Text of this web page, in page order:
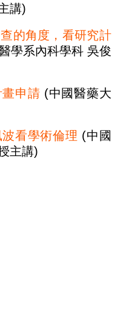
講)
的角度，看研究計
學系內科學科 吳俊
申請 (中國醫藥大
看學術倫理 (中國
主講)